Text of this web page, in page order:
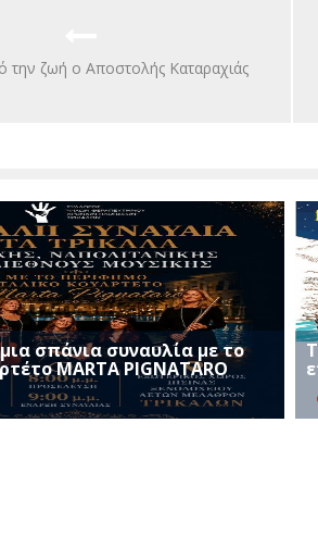
την ζωή ο Αποστολής Καταραχιάς
σπάνια συναυλία με το
MARTA PIGNATARO